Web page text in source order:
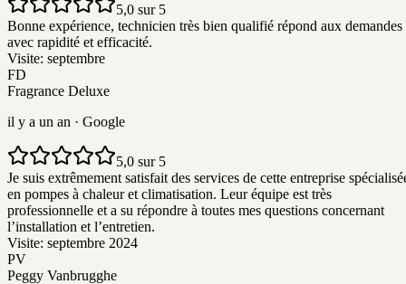
5,0 sur 5
Bonne expérience, technicien très bien qualifié répond aux demandes
avec rapidité et efficacité.
Visite: septembre
FD
Fragrance Deluxe
il y a un an · Google
5,0 sur 5
Je suis extrêmement satisfait des services de cette entreprise
en pompes à chaleur et climatisation. Leur équipe est très
professionnelle et a su répondre à toutes mes questions concernant
l’installation et l’entretien.
Visite: septembre 2024
PV
Peggy Vanbrugghe